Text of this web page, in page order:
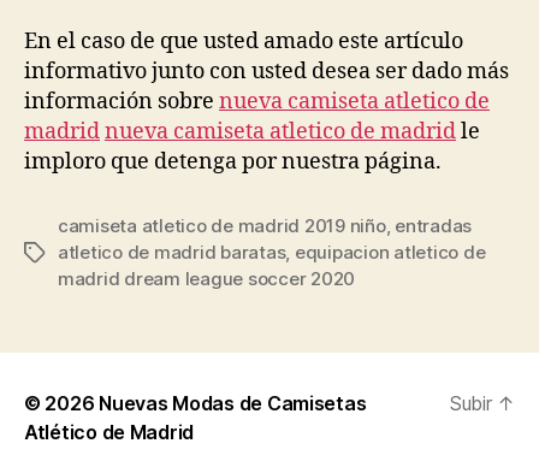
En el caso de que usted amado este artículo
informativo junto con usted desea ser dado más
información sobre nueva camiseta atletico de
madridnueva camiseta atletico de madridle
imploro que detenga por nuestra página.
Etiquetas
camiseta atletico de madrid 2019 niño, entradas
atletico de madrid baratas, equipacion atletico de
madrid dream league soccer 2020
© 2026 Nuevas Modas de Camisetas
Atlético de Madrid
Subir ↑